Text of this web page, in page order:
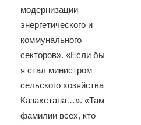
модернизации
энергетического и
коммунального
секторов». «Если бы
я стал министром
сельского хозяйства
Казахстана…». «Там
фамилии всех, кто